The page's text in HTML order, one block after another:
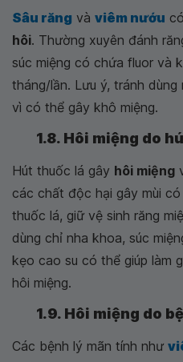
Sâu răng và viêm nướu
hôi. Thường xuyên đánh
súc miệng có chứa fluor và
tháng/lần. Lưu ý, tránh
vì có thể gây khô miệng.
1.8. Hôi miệng do
Hút thuốc lá gây hôi miệng
các chất độc hại gây mùi
thuốc lá, giữ vệ sinh răng
dùng chỉ nha khoa, súc
kẹo cao su có thể giúp làm
hôi miệng.
1.9. Hôi miệng do
Các bệnh lý mãn tính như